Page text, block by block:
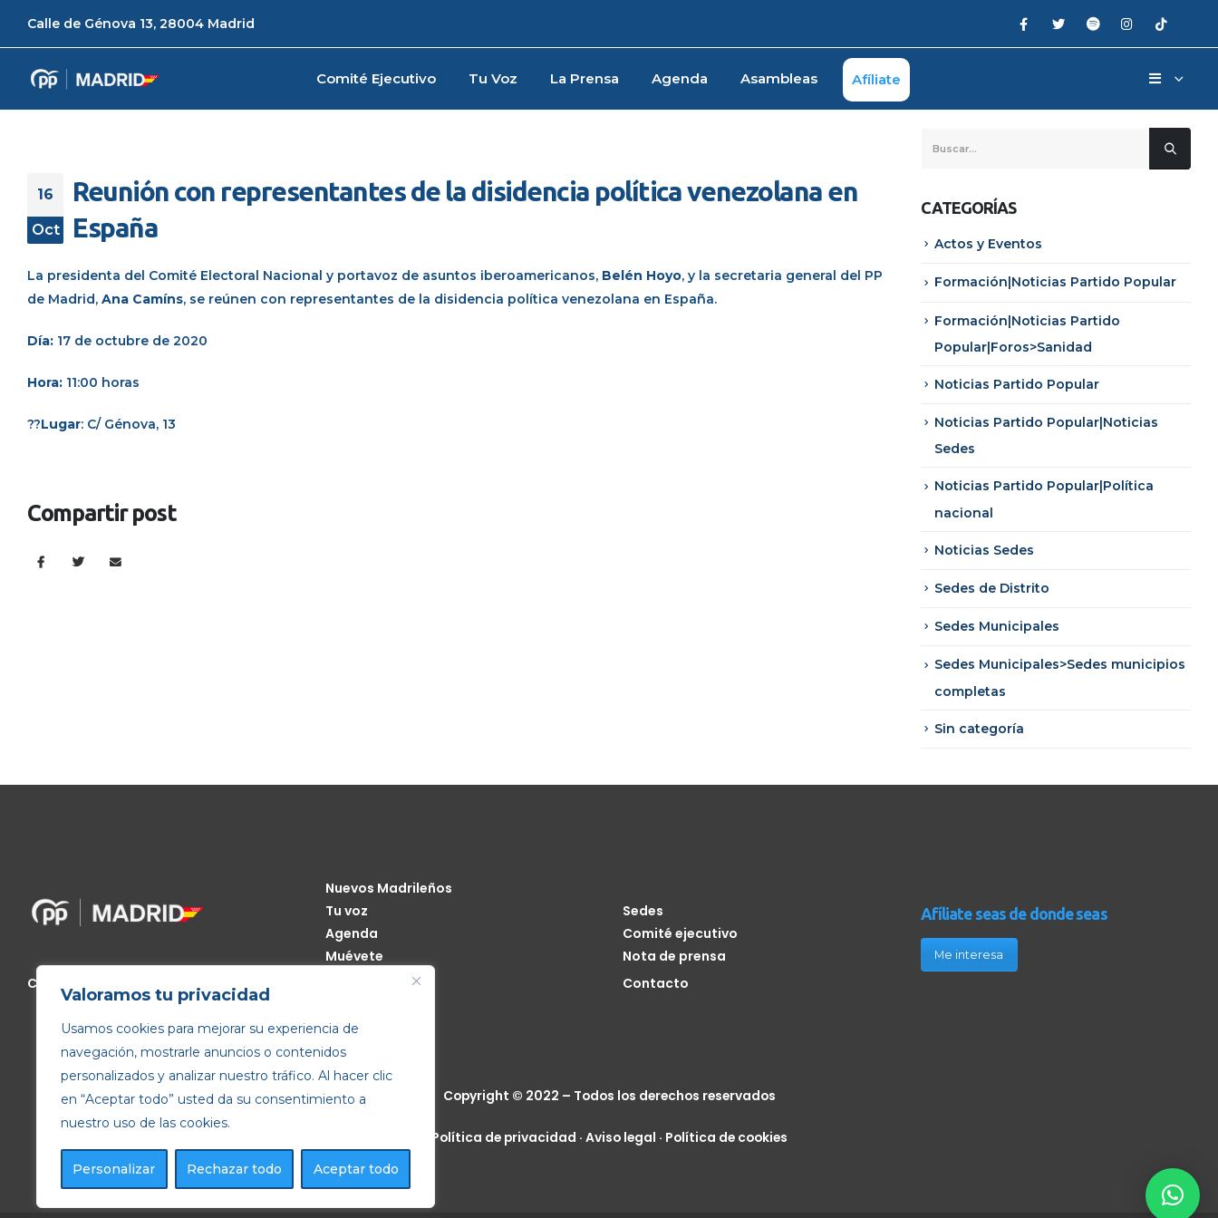
Valoramos tu privacidad
Usamos cookies para mejorar su experiencia de
navegación, mostrarle anuncios o contenidos
personalizados y analizar nuestro tráfico. Al hacer clic
en “Aceptar todo” usted da su consentimiento a
nuestro uso de las cookies.
Personalizar Rechazar todo Aceptar todo
Calle de Génova 13, 28004 Madrid
Comité Ejecutivo Tu Voz La Prensa Agenda Asambleas Afíliate
16
Oct
Reunión con representantes de la disidencia política venezolana en
España
La presidenta del Comité Electoral Nacional y portavoz de asuntos iberoamericanos, Belén Hoyo, y la secretaria general del PP
de Madrid, Ana Camíns, se reúnen con representantes de la disidencia política venezolana en España.
Día: 17 de octubre de 2020
Hora: 11:00 horas
??Lugar: C/ Génova, 13
Compartir post
CATEGORÍAS
Actos y Eventos
Formación|Noticias Partido Popular
Formación|Noticias Partido
Popular|Foros>Sanidad
Noticias Partido Popular
Noticias Partido Popular|Noticias
Sedes
Noticias Partido Popular|Política
nacional
Noticias Sedes
Sedes de Distrito
Sedes Municipales
Sedes Municipales>Sedes municipios
completas
Sin categoría
Calle de Génova, 13, 28004 Madrid
Nuevos Madrileños
Tu voz
Agenda
Muévete
Sedes
Comité ejecutivo
Nota de prensa
Contacto
Afíliate seas de donde seas
Me interesa
Copyright © 2022 – Todos los derechos reservados
Política de privacidad · Aviso legal · Política de cookies